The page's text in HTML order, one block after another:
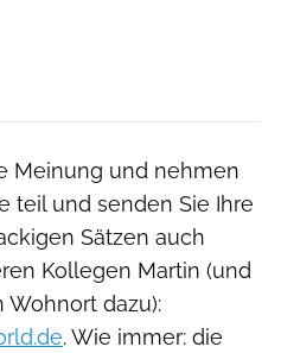
Meinung und nehmen
teil und senden Sie Ihre
Sätzen auch
Kollegen Martin (und
dazu):
. Wie immer: die